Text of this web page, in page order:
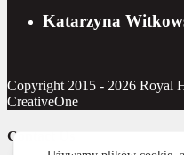
Katarzyna
Copyright 2015 - 2026 Royal
CreativeOne
Contact Us